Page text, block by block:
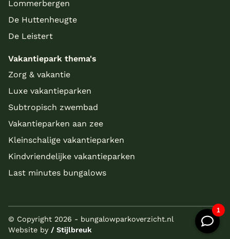
Lommerbergen
De Huttenheugte
De Leistert
Vakantiepark thema's
Zorg & vakantie
Luxe vakantieparken
Subtropisch zwembad
Vakantieparken aan zee
Kleinschalige vakantieparken
Kindvriendelijke vakantieparken
Last minutes bungalows
© Copyright 2026 - bungalowparkoverzicht.nl
Website by / Stijlbreuk